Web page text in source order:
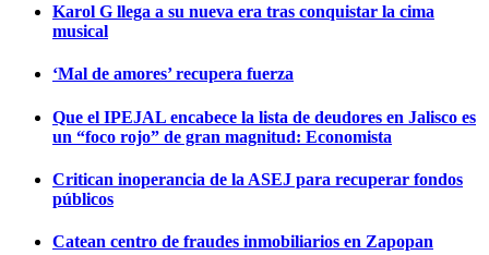
Karol G llega a su nueva era tras conquistar la cima
musical
‘Mal de amores’ recupera fuerza
Que el IPEJAL encabece la lista de deudores en Jalisco es
un “foco rojo” de gran magnitud: Economista
Critican inoperancia de la ASEJ para recuperar fondos
públicos
Catean centro de fraudes inmobiliarios en Zapopan